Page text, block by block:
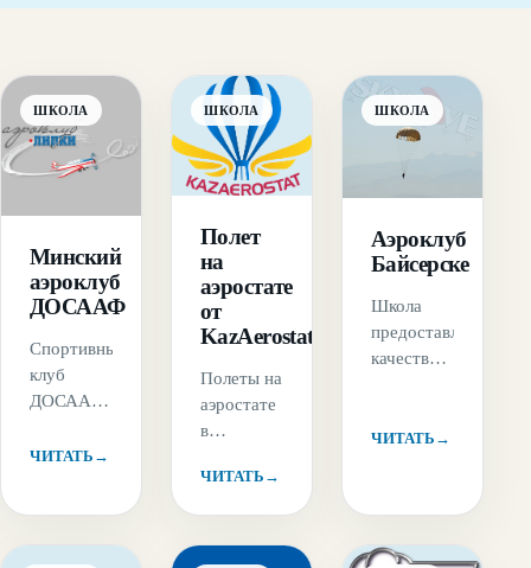
ШКОЛА
Минский
аэроклуб
ДОСААФ
Спортивный
клуб
ДОСААФ
Минска
ЧИТАТЬ →
ШКОЛА
Полет
на
аэростате
от
KazAerostat
Полеты на
аэростате
в
или
забываемая
ЧИТАТЬ →
ШКОЛА
Аэроклуб
Байсерске
Школа
предоставляет
качественную
и вылеты
Авиабаза
ЧИТАТЬ →